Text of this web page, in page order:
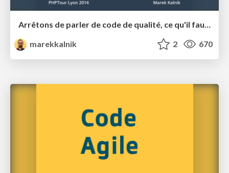
Arrêtons de parler de code de qualité, ce qu'il faut c'est du code agile !
marekkalnik
2 670